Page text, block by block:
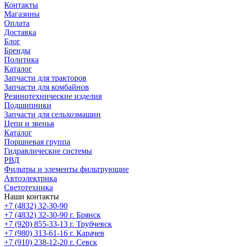
Контакты
Магазины
Оплата
Доставка
Блог
Бренды
Политика
Каталог
Запчасти для тракторов
Запчасти для комбайнов
Резинотехнические изделия
Подшипники
Запчасти для сельхозмашин
Цепи и звенья
Каталог
Поршневая группа
Гидравлические системы
РВД
Фильтры и элементы фильтрующие
Автоэлектрика
Светотехника
Наши контакты
+7 (4832) 32-30-90
+7 (4832) 32-30-90 г. Брянск
+7 (920) 855-33-13 г. Трубчевск
+7 (980) 313-61-16 г. Карачев
+7 (910) 238-12-20 г. Севск